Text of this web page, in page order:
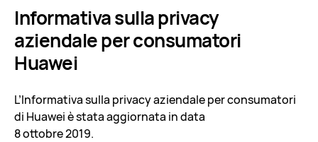
Informativa sulla privacy
aziendale per consumatori
Huawei
L’Informativa sulla privacy aziendale per consumatori
di Huawei è stata aggiornata in data
8 ottobre 2019.